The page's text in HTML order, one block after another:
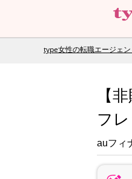
type女性の転職エージェン
【
フ
auフィ